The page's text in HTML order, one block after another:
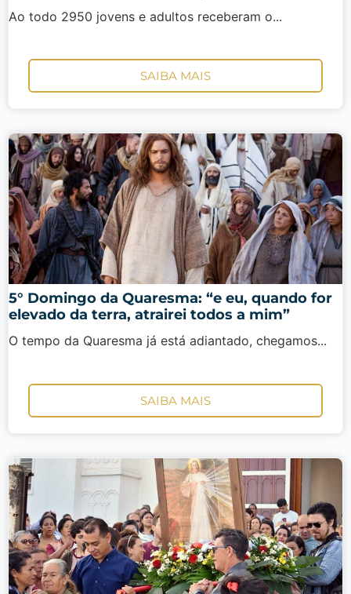
Ao todo 2950 jovens e adultos receberam o...
SAIBA MAIS
5° Domingo da Quaresma: “e eu, quando for
elevado da terra, atrairei todos a mim”
O tempo da Quaresma já está adiantado, chegamos...
SAIBA MAIS